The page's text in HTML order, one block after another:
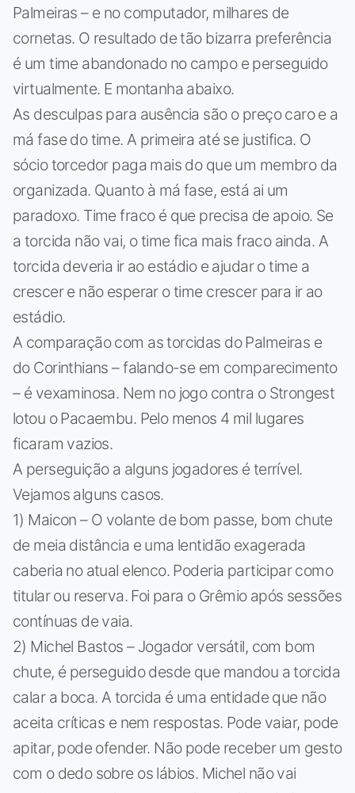
Palmeiras – e no computador, milhares de
cornetas. O resultado de tão bizarra preferência
é um time abandonado no campo e perseguido
virtualmente. E montanha abaixo.
As desculpas para ausência são o preço caro e a
má fase do time. A primeira até se justifica. O
sócio torcedor paga mais do que um membro da
organizada. Quanto à má fase, está ai um
paradoxo. Time fraco é que precisa de apoio. Se
a torcida não vai, o time fica mais fraco ainda. A
torcida deveria ir ao estádio e ajudar o time a
crescer e não esperar o time crescer para ir ao
estádio.
A comparação com as torcidas do Palmeiras e
do Corinthians – falando-se em comparecimento
– é vexaminosa. Nem no jogo contra o Strongest
lotou o Pacaembu. Pelo menos 4 mil lugares
ficaram vazios.
A perseguição a alguns jogadores é terrível.
Vejamos alguns casos.
1) Maicon – O volante de bom passe, bom chute
de meia distância e uma lentidão exagerada
caberia no atual elenco. Poderia participar como
titular ou reserva. Foi para o Grêmio após sessões
contínuas de vaia.
2) Michel Bastos – Jogador versátil, com bom
chute, é perseguido desde que mandou a torcida
calar a boca. A torcida é uma entidade que não
aceita críticas e nem respostas. Pode vaiar, pode
apitar, pode ofender. Não pode receber um gesto
com o dedo sobre os lábios. Michel não vai